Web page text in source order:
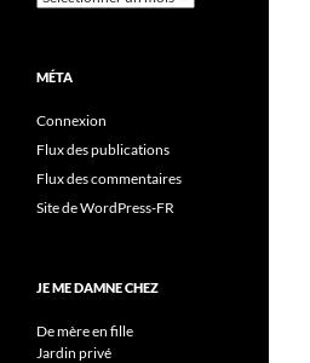
MÉTA
Connexion
Flux des publications
Flux des commentaires
Site de WordPress-FR
JE ME DAMNE CHEZ
De mère en fille
Jardin privé